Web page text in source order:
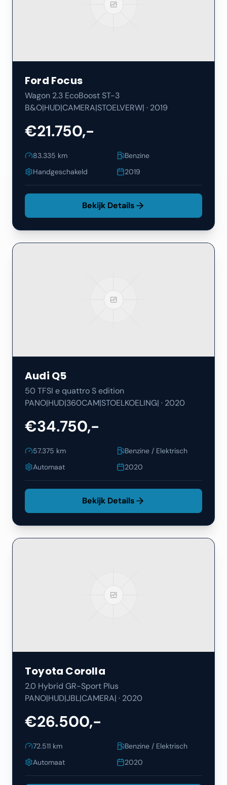
Ford Focus
Wagon 2.3 EcoBoost ST-3
B&O|HUD|CAMERA|STOELVERW| · 2019
€21.750,-
83.335 km
Benzine
Handgeschakeld
2019
Bekijk Details
Audi Q5
50 TFSI e quattro S edition
PANO|HUD|360CAM|STOELKOELING| · 2020
€34.750,-
57.375 km
Benzine / Elektrisch
Automaat
2020
Bekijk Details
Toyota Corolla
2.0 Hybrid GR-Sport Plus
PANO|HUD|JBL|CAMERA| · 2020
€26.500,-
72.511 km
Benzine / Elektrisch
Automaat
2020